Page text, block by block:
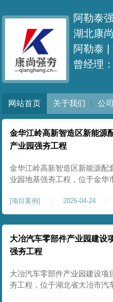
阿勒泰
湖北康
阿勒泰 |
曾经理
网站首页 关于我们 公
金华江岭高新智造区新能源
产业园强夯工程
金华江岭高新智造区新能源配
业园地基强夯工程，位于金华
园区重点基建配套项目。本项
基强夯处理总面积40000㎡，
围为新能源配套产业园核心建
块。项目场地为园区新建建设
地，原始场地土质松散、土层
不均匀、孔隙较大、地基承载
弱。新能源产业园厂房及配套
对
[项目案例] 2026-04-24
大冶汽车零部件产业园建设
强夯工程
大冶汽车零部件产业园建设项
夯工程，位于湖北省大冶市汽